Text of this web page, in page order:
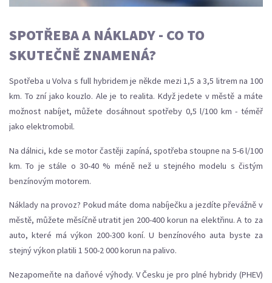
SPOTŘEBA A NÁKLADY - CO TO
SKUTEČNĚ ZNAMENÁ?
Spotřeba u Volva s full hybridem je někde mezi 1,5 a 3,5 litrem na 100
km. To zní jako kouzlo. Ale je to realita. Když jedete v městě a máte
možnost nabíjet, můžete dosáhnout spotřeby 0,5 l/100 km - téměř
jako elektromobil.
Na dálnici, kde se motor častěji zapíná, spotřeba stoupne na 5-6 l/100
km. To je stále o 30-40 % méně než u stejného modelu s čistým
benzínovým motorem.
Náklady na provoz? Pokud máte doma nabíječku a jezdíte převážně v
městě, můžete měsíčně utratit jen 200-400 korun na elektřinu. A to za
auto, které má výkon 200-300 koní. U benzínového auta byste za
stejný výkon platili 1 500-2 000 korun na palivo.
Nezapomeňte na daňové výhody. V Česku je pro plné hybridy (PHEV)